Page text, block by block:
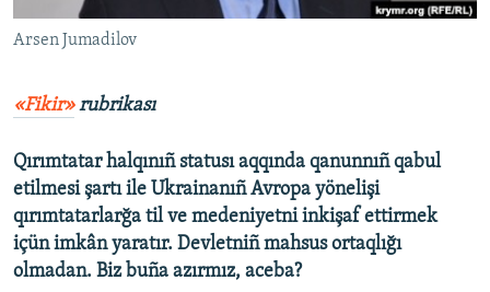
QOŞULIÑIZ!
Arsen Jumadilov
«Fikir»rubrikası
Qırımtatar halqınıñ statusı aqqında qanunnıñ qabul
etilmesi şartı ile Ukrainanıñ Avropa yönelişi
qırımtatarlarğa til ve medeniyetni inkişaf ettirmek
içün imkân yaratır. Devletniñ mahsus ortaqlığı
olmadan. Biz buña azırmız, aceba?